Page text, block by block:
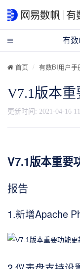
首页 有数BI用户手
V7.1版本
更新时间: 2021-04-16
V7.1版本重要
报告
1.新增Apache
有